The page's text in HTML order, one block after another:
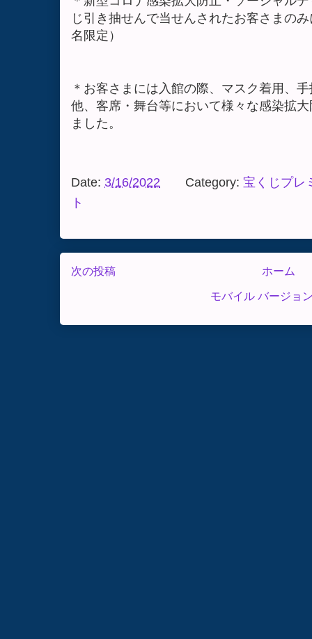
じ引き抽せんで当せんされたお客さまの
名限定）
＊お客さまには入館の際、マスク着用、
他、客席・舞台等において様々な感染拡
ました。
Date: 3/16/2022 Category: 宝くじプレ
ト
次の投稿 ホーム
モバイル バージョ